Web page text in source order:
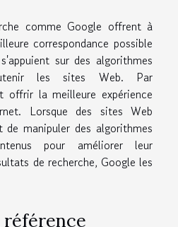
comme Google offrent à
correspondance possible
sur des algorithmes
les sites Web. Par
offrir la meilleure expérience
Lorsque des sites Web
manipuler des algorithmes
pour améliorer leur
de recherche, Google les